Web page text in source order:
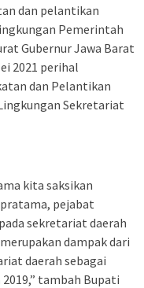
dan pelantikan
Pemerintah
Gubernur Jawa Barat
2021 perihal
dan Pelantikan
Sekretariat
kita saksikan
pejabat
sekretariat daerah
dampak dari
daerah sebagai
tambah Bupati